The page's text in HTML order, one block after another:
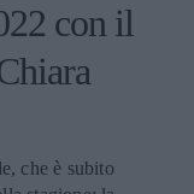
con il
che è subito